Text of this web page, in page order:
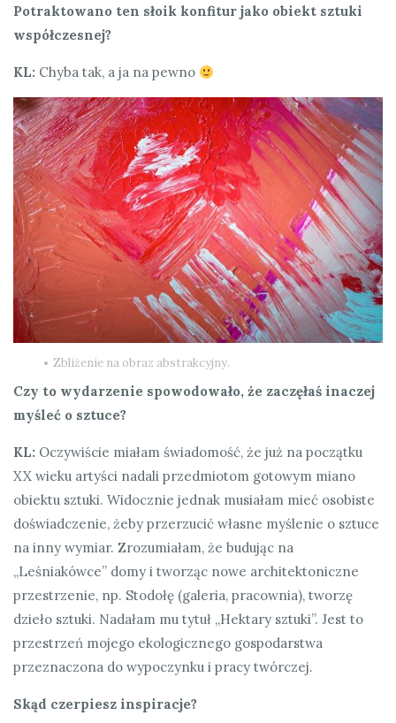
Potraktowano ten słoik konfitur jako obiekt sztuki
współczesnej?
KL: Chyba tak, a ja na pewno
Zbliżenie na obraz abstrakcyjny.
Czy to wydarzenie spowodowało, że zaczęłaś inaczej
myśleć o sztuce?
KL: Oczywiście miałam świadomość, że już na początku
XX wieku artyści nadali przedmiotom gotowym miano
obiektu sztuki. Widocznie jednak musiałam mieć osobiste
doświadczenie, żeby przerzucić własne myślenie o sztuce
na inny wymiar. Zrozumiałam, że budując na
„Leśniakówce” domy i tworząc nowe architektoniczne
przestrzenie, np. Stodołę (galeria, pracownia), tworzę
dzieło sztuki. Nadałam mu tytuł „Hektary sztuki”. Jest to
przestrzeń mojego ekologicznego gospodarstwa
przeznaczona do wypoczynku i pracy twórczej.
Skąd czerpiesz inspiracje?